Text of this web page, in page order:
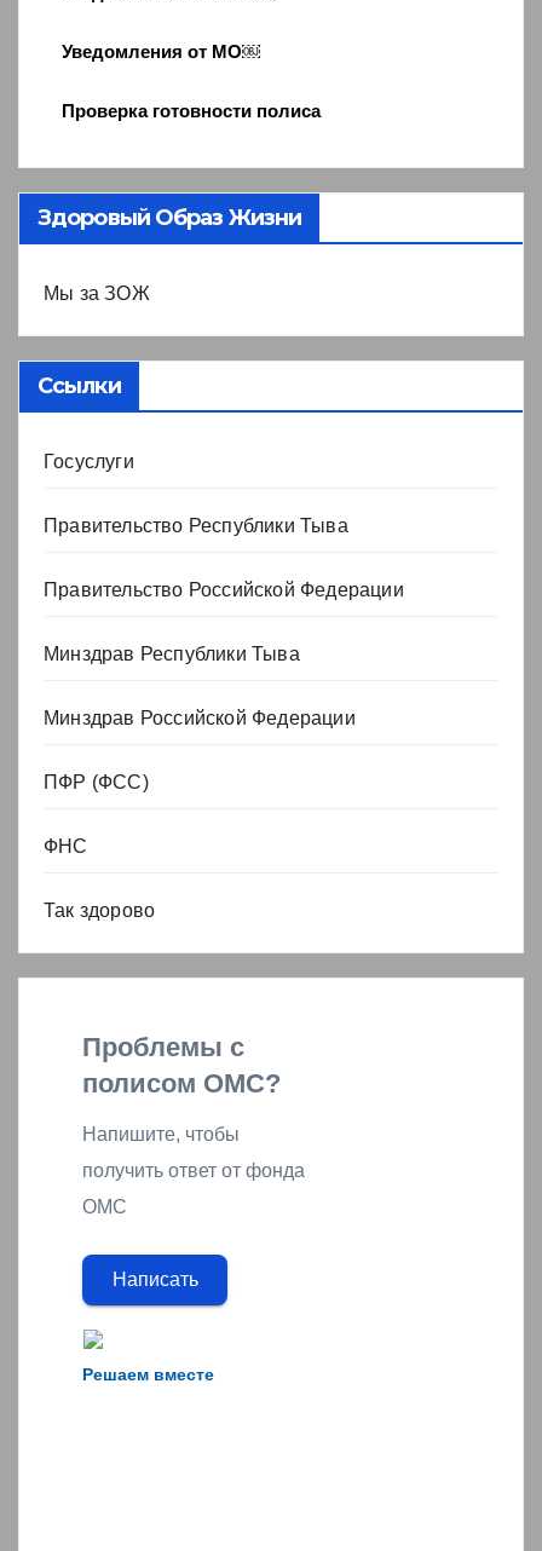
Уведомления от МО￼
Проверка готовности полиса
Здоровый Образ Жизни
Мы за ЗОЖ
Ссылки
Госуслуги
Правительство Республики Тыва
Правительство Российской Федерации
Минздрав Республики Тыва
Минздрав Российской Федерации
ПФР (ФСС)
ФНС
Так здорово
Решаем вместе
Проблемы с
полисом ОМС?
Напишите, чтобы
получить ответ от фонда
ОМС
Написать